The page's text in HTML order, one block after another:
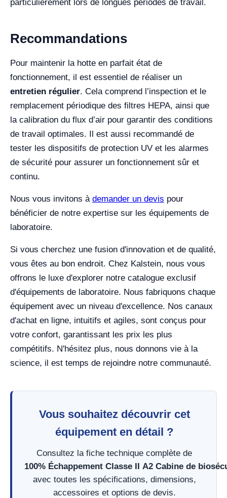
particulièrement lors de longues périodes de travail.
Recommandations
Pour maintenir la hotte en parfait état de
fonctionnement, il est essentiel de réaliser un
entretien régulier. Cela comprend l’inspection et le
remplacement périodique des filtres HEPA, ainsi que
la calibration du flux d’air pour garantir des conditions
de travail optimales. Il est aussi recommandé de
tester les dispositifs de protection UV et les alarmes
de sécurité pour assurer un fonctionnement sûr et
continu.
Nous vous invitons à demander un devis pour
bénéficier de notre expertise sur les équipements de
laboratoire.
Si vous cherchez une fusion d'innovation et de qualité,
vous êtes au bon endroit. Chez Kalstein, nous vous
offrons le luxe d'explorer notre catalogue exclusif
d'équipements de laboratoire. Nous fabriquons chaque
équipement avec un niveau d'excellence. Nos canaux
d'achat en ligne, intuitifs et agiles, sont conçus pour
votre confort, garantissant les prix les plus
compétitifs. N'hésitez plus, nous donnons vie à la
science, il est temps de rejoindre notre communauté.
Vous souhaitez découvrir cet
équipement en détail ?
Consultez la fiche technique complète de
100% Échappement Classe II A2 Cabine de
avec toutes les spécifications, dimensions,
accessoires et options de devis.